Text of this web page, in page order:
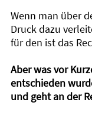
Wenn man über
Druck dazu
für den ist das
Aber was vor
entschieden
und geht an der